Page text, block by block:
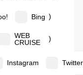
Bing )
WEB
CRUISE
)
Instagram Twitter